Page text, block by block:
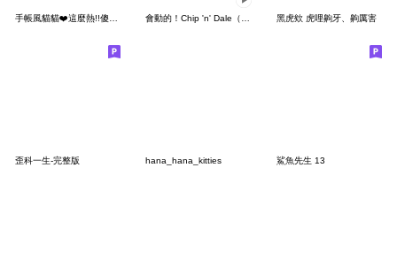
黑虎欸 虎哩齁牙、齁厲害
歪科一生-完整版 hana_hana_kitties 鯊魚先生 13